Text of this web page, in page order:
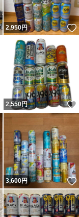
いいね！
2,950円
いいね！
2,550円
いいね！
3,600円